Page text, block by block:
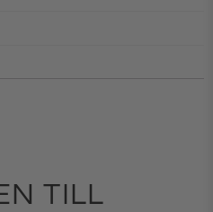
TILL